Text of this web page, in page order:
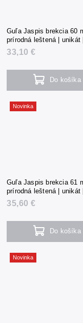
Guľa Jaspis brekcia 60
prírodná leštená | unikát
Čína
33,10 €
Do košíka
Novinka
Guľa Jaspis brekcia 61
prírodná leštená | unikát
Čína
35,60 €
Do košíka
Novinka